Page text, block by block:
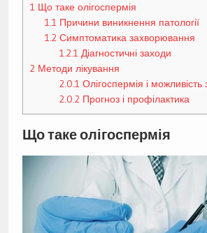
1 Що таке олігоспермія
1.1 Причини виникнення патології
1.2 Симптоматика захворювання
1.2.1 Діагностичні заходи
2Методи лікування
2.0.1 Олігоспермія і можливість
2.0.2 Прогноз і профілактика
Що таке олігоспермія